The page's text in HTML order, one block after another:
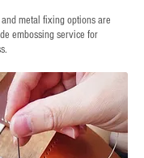
metal fixing options are
embossing service for